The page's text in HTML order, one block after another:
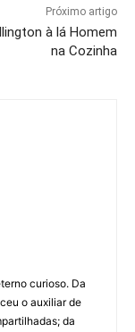
Próximo artigo
à lá Homem
na Cozinha
curioso. Da
o auxiliar de
da